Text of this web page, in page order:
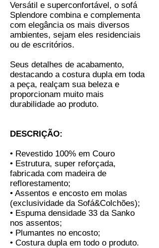
Versátil e superconfortável, o sofá
Splendore combina e complementa
com elegância os mais diversos
ambientes, sejam eles residenciais
ou de escritórios.
Seus detalhes de acabamento,
destacando a costura dupla em toda
a peça, realçam sua beleza e
proporcionam muito mais
durabilidade ao produto.
DESCRIÇÃO:
• Revestido 100% em Couro
• Estrutura, super reforçada,
fabricada com madeira de
reflorestamento;
• Assentos e encosto em molas
(exclusividade da Sofá&Colchões);
• Espuma densidade 33 da Sanko
nos assentos;
• Plumantes no encosto;
• Costura dupla em todo o produto.